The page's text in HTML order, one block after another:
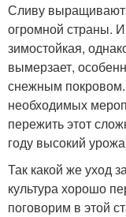
Сливу выращивают
огромной страны.
зимостойкая,
вымерзает,
снежным покровом.
необходимых
пережить этот
году высокий
Так какой же уход
культура хорошо
поговорим в этой